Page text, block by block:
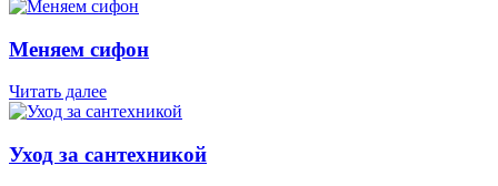
Меняем сифон
Читать далее
Уход за сантехникой